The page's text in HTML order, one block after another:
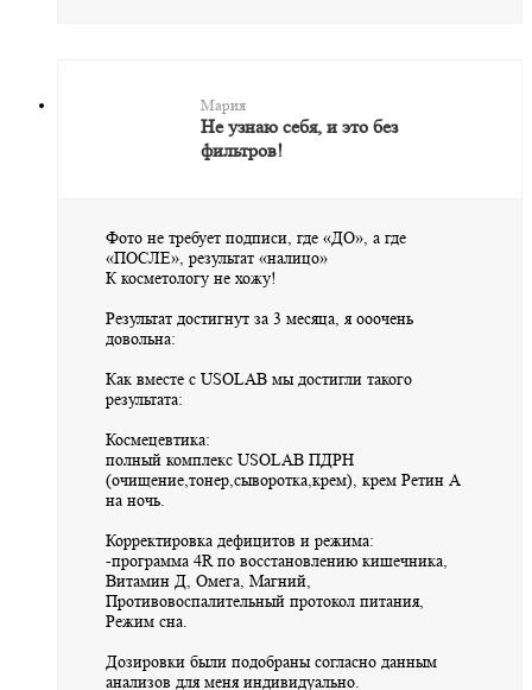
Мария
Не узнаю себя, и это без
фильтров!
Фото не требует подписи, где «ДО», а где
«ПОСЛЕ», результат «налицо»
К косметологу не хожу!
Результат достигнут за 3 месяца, я ооочень
довольна:
Как вместе с USOLAB мы достигли такого
результата:
Космецевтика:
полный комплекс USOLAB ПДРН
(очищение,тонер,сыворотка,крем), крем Ретин А
на ночь.
Корректировка дефицитов и режима:
-программа 4R по восстановлению кишечника,
Витамин Д, Омега, Магний,
Противовоспалительный протокол питания,
Режим сна.
Дозировки были подобраны согласно данным
анализов для меня индивидуально.